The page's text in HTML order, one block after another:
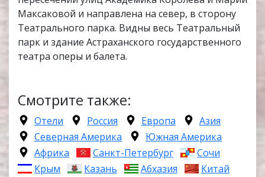
Максаковой и направлена на север, в сторону
Театрального парка. Видны весь Театральный
парк и здание Астраханского государственного
театра оперы и балета.
Смотрите также:
Отели Россия Европа
Азия
Северная Америка
Южная Америка
Африка
Санкт-Петербург
Сочи
Крым
Казань Абхазия Китай